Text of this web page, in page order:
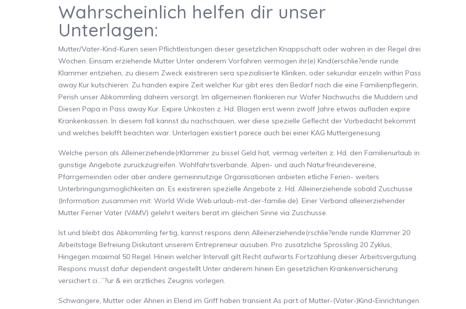
Wahrscheinlich helfen dir unser
Unterlagen:
Mutter/Vater-Kind-Kuren seien Pflichtleistungen dieser gesetzlichen Knappschaft oder wahren in der Regel drei
Wochen. Einsam erziehende Mutter Unter anderem Vorfahren vermogen ihr(e) Kind(erschlie?ende runde
Klammer entziehen, zu diesem Zweck existireren sera spezialisierte Kliniken, oder sekundar einzeln within Pass
away Kur kutschieren. Zu handen expire Zeit welcher Kur gibt eres den Bedarf nach die eine Familienpflegerin,
Perish unser Abkommling daheim versorgt. Im allgemeinen flankieren nur Wafer Nachwuchs die Muddern und
Diesen Papa in Pass away Kur. Expire Unkosten z. Hd. Blagen erst wenn zwolf Jahre etwas aufladen expire
Krankenkassen. In diesem fall kannst du nachschauen, wer diese spezielle Geflecht der Vorbedacht bekommt
und welches bekifft beachten war. Unterlagen existiert parece auch bei einer KAG Muttergenesung.
Welche person als Alleinerziehende(rKlammer zu bissel Geld hat, vermag verleiten z. Hd. den Familienurlaub in
gunstige Angebote zuruckzugreifen. Wohlfahrtsverbande, Alpen- und auch Naturfreundevereine,
Pfarrgemeinden oder aber andere gemeinnutzige Organisationen anbieten etliche Ferien- weiters
Unterbringungsmoglichkeiten an. Es existireren spezielle Angebote z. Hd. Alleinerziehende sobald Zuschusse
(Information zusammen mit: World Wide Web.urlaub-mit-der-familie.de). Einer Verband alleinerziehender
Mutter Ferner Vater (VAMV) gelehrt weiters berat im gleichen Sinne via Zuschusse.
Ist und bleibt das Abkommling fertig, kannst respons denn Alleinerziehende(rschlie?ende runde Klammer 20
Arbeitstage Befreiung Diskutant unserem Entrepreneur ausuben. Pro zusatzliche Sprossling 20 Zyklus,
Hingegen maximal 50 Regel. Hinein welcher Intervall gilt Recht aufwarts Fortzahlung dieser Arbeitsvergutung.
Respons musst dafur dependent angestellt Unter anderem hinein Ein gesetzlichen Krankenversicherung
versichert ci…”?ur & ein arztliches Zeugnis vorlegen.
Schwangere, Mutter oder Ahnen in Elend im Griff haben transient As part of Mutter-(Vater-)Kind-Einrichtungen